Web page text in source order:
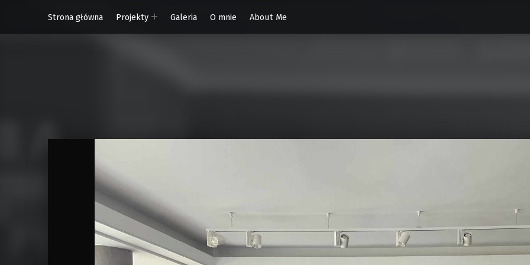
Strona główna
Projekty Galeria O mnie About Me